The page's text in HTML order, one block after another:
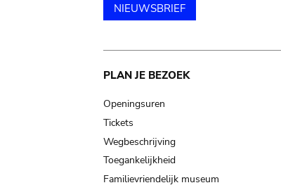
NIEUWSBRIEF
Main
navigation
PLAN JE BEZOEK
Openingsuren
Tickets
Wegbeschrijving
Toegankelijkheid
Familievriendelijk museum